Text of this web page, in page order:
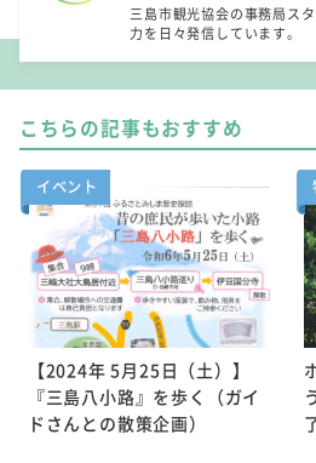
三島市観光協会の事務局ス
力を日々発信しています。
こちらの記事もおすすめ
イベント
【2024年 5月25日（土）】
『三島八小路』を歩く（ガイ
ドさんとの散策企画）